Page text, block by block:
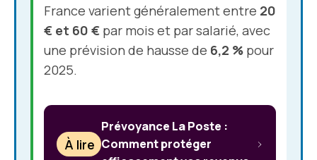
France varient généralement entre 20
€ et 60 € par mois et par salarié, avec
une prévision de hausse de 6,2 % pour
2025.
À lire
Prévoyance La Poste :
Comment protéger